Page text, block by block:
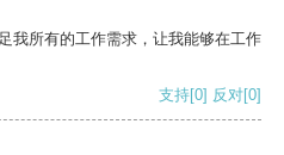
我所有的工作需求，让我能够在工作
支持[0] 反对[0]